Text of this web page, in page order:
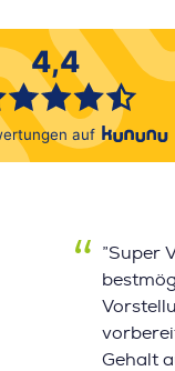
”Super
Gehalt